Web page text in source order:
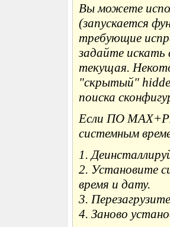
Вы можете
(запускается
требующие
задайте
текущая.
"скрытый"
поиска
Если ПО
системным
1.
2. Установите
время и дату.
3.
4. Заново